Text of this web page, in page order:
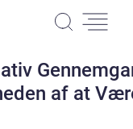
af at